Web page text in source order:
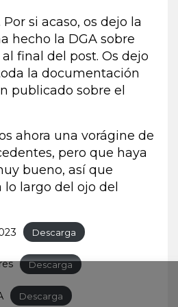
si acaso, os dejo la
hecho la DGA sobre
final del post. Os dejo
la documentación
publicado sobre el
ahora una vorágine de
pero que haya
bueno, así que
largo del ojo del
Descarga
Descarga
Descarga